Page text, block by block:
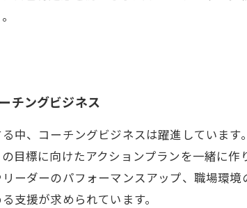
チングビジネス
中、コーチングビジネスは躍進しています。
目標に向けたアクションプランを一緒に作
ーダーのパフォーマンスアップ、職場環境
支援が求められています。